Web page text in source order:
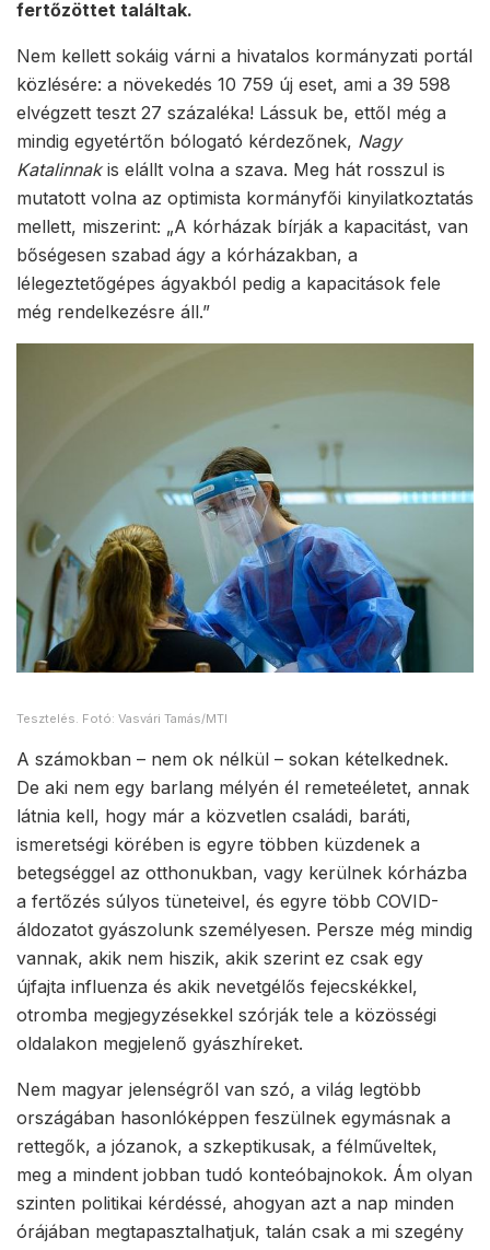
fertőzöttet találtak.
Nem kellett sokáig várni a hivatalos kormányzati portál
közlésére: a növekedés 10 759 új eset, ami a 39 598
elvégzett teszt 27 százaléka! Lássuk be, ettől még a
mindig egyetértőn bólogató kérdezőnek, Nagy
Katalinnakis elállt volna a szava. Meg hát rosszul is
mutatott volna az optimista kormányfői kinyilatkoztatás
mellett, miszerint: „A kórházak bírják a kapacitást, van
bőségesen szabad ágy a kórházakban, a
lélegeztetőgépes ágyakból pedig a kapacitások fele
még rendelkezésre áll.”
Tesztelés. Fotó: Vasvári Tamás/MTI
A számokban – nem ok nélkül – sokan kételkednek.
De aki nem egy barlang mélyén él remeteéletet, annak
látnia kell, hogy már a közvetlen családi, baráti,
ismeretségi körében is egyre többen küzdenek a
betegséggel az otthonukban, vagy kerülnek kórházba
a fertőzés súlyos tüneteivel, és egyre több COVID-
áldozatot gyászolunk személyesen. Persze még mindig
vannak, akik nem hiszik, akik szerint ez csak egy
újfajta influenza és akik nevetgélős fejecskékkel,
otromba megjegyzésekkel szórják tele a közösségi
oldalakon megjelenő gyászhíreket.
Nem magyar jelenségről van szó, a világ legtöbb
országában hasonlóképpen feszülnek egymásnak a
rettegők, a józanok, a szkeptikusak, a félműveltek,
meg a mindent jobban tudó konteóbajnokok. Ám olyan
szinten politikai kérdéssé, ahogyan azt a nap minden
órájában megtapasztalhatjuk, talán csak a mi szegény